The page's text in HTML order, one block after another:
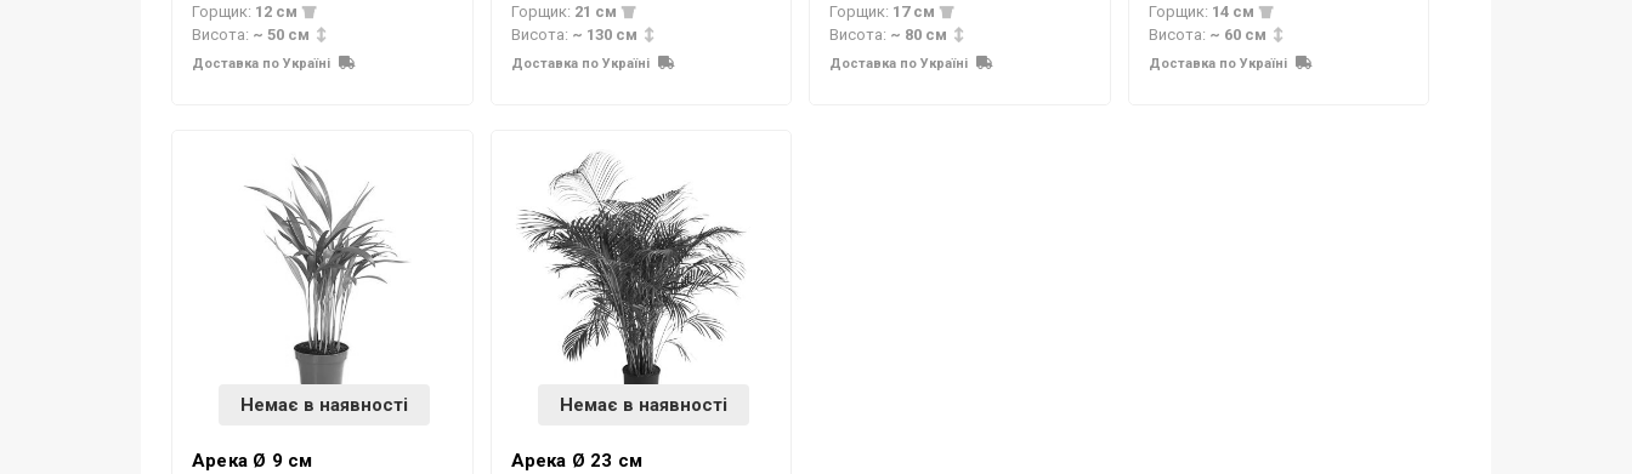
Горщик: 12 см
Висота: ~ 50 см
Доставка по Україні
Горщик: 21 см
Висота: ~ 130 см
Доставка по Україні
Горщик: 17 см
Висота: ~ 80 см
Доставка по Україні
Горщик: 14 см
Висота: ~ 60 см
Доставка по Україні
Немає в наявності
Арека Ø 9 см
Немає в наявності
Арека Ø 23 см